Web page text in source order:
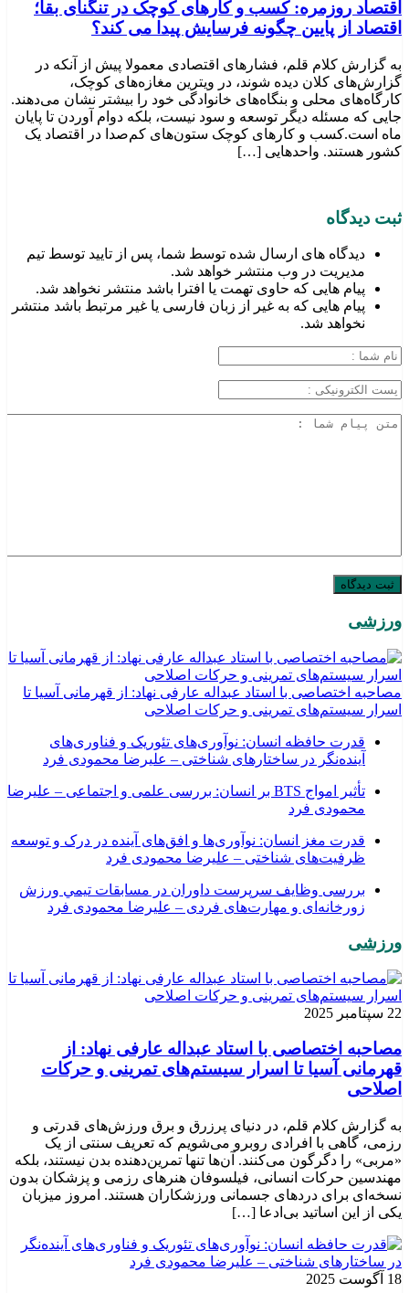
اقتصاد روزمره: کسب‌ و کارهای کوچک در تنگنای بقا؛
اقتصاد از پایین چگونه فرسایش پیدا می کند؟
به گزارش کلام قلم، فشارهای اقتصادی معمولا پیش از آنکه در
گزارش‌های کلان دیده شوند، در ویترین مغازه‌های کوچک،
کارگاه‌های محلی و بنگاه‌های خانوادگی خود را بیشتر نشان می‌دهند.
جایی که مسئله دیگر توسعه و سود نیست، بلکه دوام آوردن تا پایان
ماه است.کسب‌ و کارهای کوچک ستون‌های کم‌صدا در اقتصاد یک
کشور هستند. واحدهایی […]
ثبت دیدگاه
دیدگاه های ارسال شده توسط شما، پس از تایید توسط تیم
مدیریت در وب منتشر خواهد شد.
پیام هایی که حاوی تهمت یا افترا باشد منتشر نخواهد شد.
پیام هایی که به غیر از زبان فارسی یا غیر مرتبط باشد منتشر
نخواهد شد.
ورزشی
مصاحبه اختصاصی با استاد عبداله عارفی نهاد: از قهرمانی آسیا تا
اسرار سیستم‌های تمرینی و حرکات اصلاحی
قدرت حافظه انسان: نوآوری‌های تئوریک و فناوری‌های
آینده‌نگر در ساختارهای شناختی – علیرضا محمودی فرد
تأثیر امواج BTS بر انسان: بررسی علمی و اجتماعی – علیرضا
محمودی فرد
قدرت مغز انسان: نوآوری‌ها و افق‌های آینده در درک و توسعه
ظرفیت‌های شناختی – علیرضا محمودی فرد
بررسی وظايف سرپرست داوران در مسابقات تیمي ورزش
زورخانه‌ای و مهارت‌های فردی – علیرضا محمودی فرد
ورزشی
22 سپتامبر 2025
مصاحبه اختصاصی با استاد عبداله عارفی نهاد: از
قهرمانی آسیا تا اسرار سیستم‌های تمرینی و حرکات
اصلاحی
به گزارش کلام قلم، در دنیای پرزرق و برق ورزش‌های قدرتی و
رزمی، گاهی با افرادی روبرو می‌شویم که تعریف سنتی از یک
«مربی» را دگرگون می‌کنند. آن‌ها تنها تمرین‌دهنده بدن نیستند، بلکه
مهندسین حرکات انسانی، فیلسوفان هنرهای رزمی و پزشکان بدون
نسخه‌ای برای دردهای جسمانی ورزشکاران هستند. امروز میزبان
یکی از این اساتید بی‌ادعا […]
18 آگوست 2025